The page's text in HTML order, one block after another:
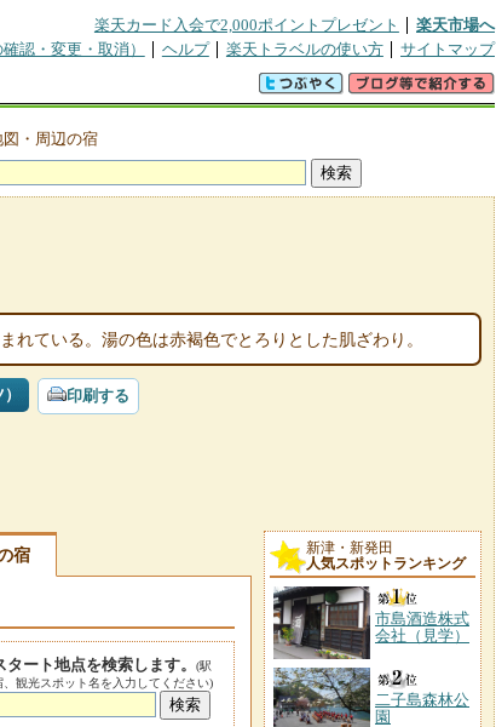
楽天カード入会で2,000ポイントプレゼント
楽天市場へ
認・変更・取消） ヘルプ 楽天トラベルの使い方 サイトマップ
図・周辺の宿
れている。湯の色は赤褐色でとろりとした肌ざわり。
印刷する
宿
タート地点を検索します。
(駅
、観光スポット名を入力してください)
新津・新発田
人気スポットランキング
市島酒造株式
会社（見学）
二子島森林公
園